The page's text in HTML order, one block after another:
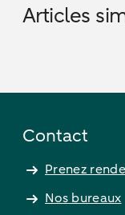
Articles
Contact
Prenez
Nos bureaux